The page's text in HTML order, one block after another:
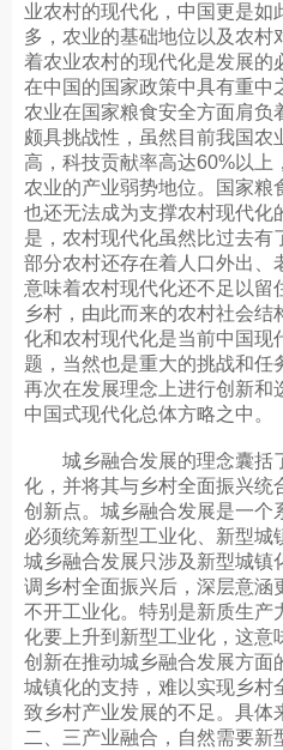
业农村的现代化，中国更是如
多，农业的基础地位以及农村
着农业农村的现代化是发展的
在中国的国家政策中具有重中
农业在国家粮食安全方面肩负
颇具挑战性，虽然目前我国农
高，科技贡献率高达60%以上
农业的产业弱势地位。国家粮
也还无法成为支撑农村现代化
是，农村现代化虽然比过去有
部分农村还存在着人口外出、
意味着农村现代化还不足以留
乡村，由此而来的农村社会
化和农村现代化是当前中国现
题，当然也是重大的挑战和任
再次在发展理念上进行创新和
中国式现代化总体方略之中。
城乡融合发展的理念囊括
化，并将其与乡村全面振兴统
创新点。城乡融合发展是一个
必须统筹新型工业化、新型城
城乡融合发展只涉及新型城镇
调乡村全面振兴后，深层意涵
不开工业化。特别是新质生产
化要上升到新型工业化，这意
创新在推动城乡融合发展方面
城镇化的支持，难以实现乡村
致乡村产业发展的不足。具体
二、三产业融合，自然需要新